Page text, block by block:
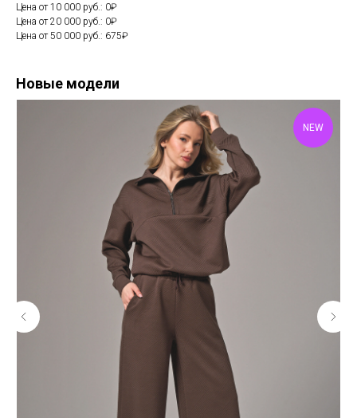
Цена от 10 000 руб.: 0₽
Цена от 20 000 руб.: 0₽
Цена от 50 000 руб.: 675₽
Новые модели
NEW